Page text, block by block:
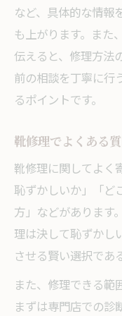
など、具体的な情報
も上がります。また
伝えると、修理方法
前の相談を丁寧に行
るポイントです。
靴修理でよくある
靴修理に関してよく
恥ずかしいか」「ど
方」などがあります
理は決して恥ずかし
させる賢い選択であ
また、修理できる範
まずは専門店での診